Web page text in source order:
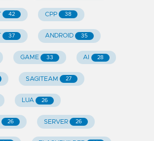
42 CPP 38
37 ANDROID 35
GAME 33 AI 28
SAGITEAM 27
LUA 26
26 SERVER 26